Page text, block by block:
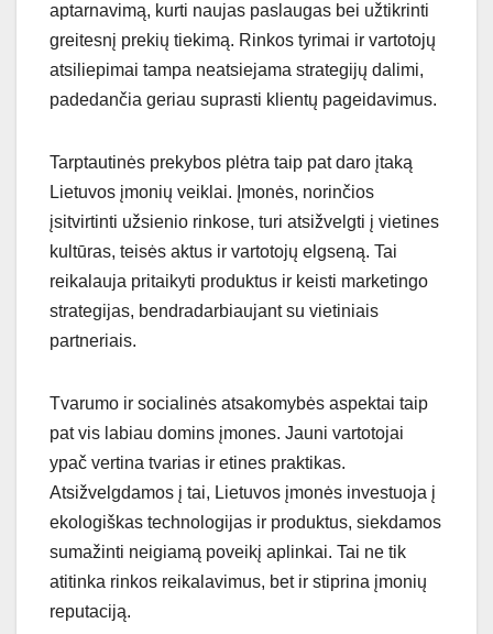
aptarnavimą, kurti naujas paslaugas bei užtikrinti
greitesnį prekių tiekimą. Rinkos tyrimai ir vartotojų
atsiliepimai tampa neatsiejama strategijų dalimi,
padedančia geriau suprasti klientų pageidavimus.
Tarptautinės prekybos plėtra taip pat daro įtaką
Lietuvos įmonių veiklai. Įmonės, norinčios
įsitvirtinti užsienio rinkose, turi atsižvelgti į vietines
kultūras, teisės aktus ir vartotojų elgseną. Tai
reikalauja pritaikyti produktus ir keisti marketingo
strategijas, bendradarbiaujant su vietiniais
partneriais.
Tvarumo ir socialinės atsakomybės aspektai taip
pat vis labiau domins įmones. Jauni vartotojai
ypač vertina tvarias ir etines praktikas.
Atsižvelgdamos į tai, Lietuvos įmonės investuoja į
ekologiškas technologijas ir produktus, siekdamos
sumažinti neigiamą poveikį aplinkai. Tai ne tik
atitinka rinkos reikalavimus, bet ir stiprina įmonių
reputaciją.